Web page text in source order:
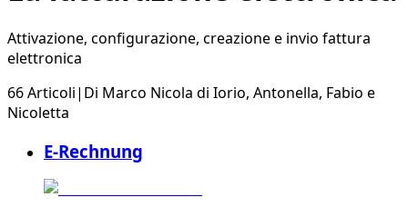
Attivazione, configurazione, creazione e invio fattura
elettronica
66 Articoli| Di Marco Nicola di Iorio, Antonella, Fabio e
Nicoletta
E-Rechnung